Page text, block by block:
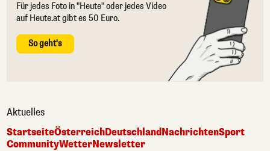
Für jedes Foto in "Heute" oder jedes Video
auf Heute.at gibt es 50 Euro.
So geht's
Aktuelles
StartseiteÖsterreichDeutschlandNachrichtenSport
CommunityWetterNewsletter